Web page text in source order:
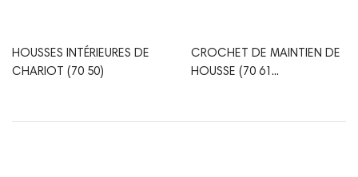
HOUSSES INTÉRIEURES DE
CHARIOT (70 50)
CROCHET DE MAINTIEN DE
HOUSSE (70 61...